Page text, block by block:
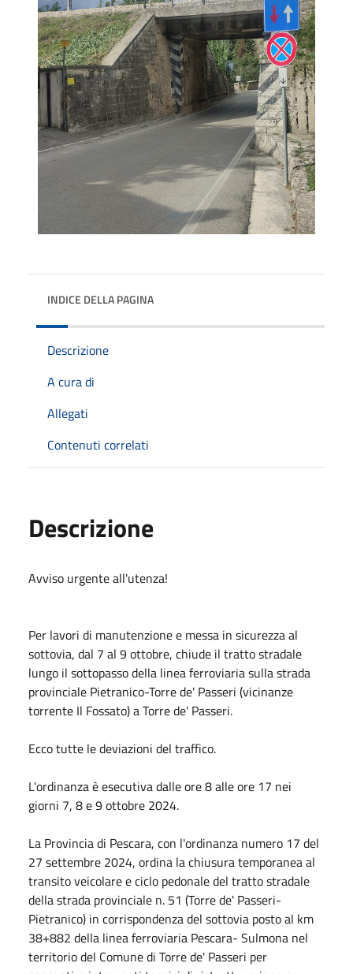
INDICE DELLA PAGINA
Descrizione
A cura di
Allegati
Contenuti correlati
Descrizione
Avviso urgente all'utenza!
Per lavori di manutenzione e messa in sicurezza al
sottovia, dal 7 al 9 ottobre, chiude il tratto stradale
lungo il sottopasso della linea ferroviaria sulla strada
provinciale Pietranico-Torre de' Passeri (vicinanze
torrente Il Fossato) a Torre de' Passeri.
Ecco tutte le deviazioni del traffico.
L'ordinanza è esecutiva dalle ore 8 alle ore 17 nei
giorni 7, 8 e 9 ottobre 2024.
La Provincia di Pescara, con l'ordinanza numero 17 del
27 settembre 2024, ordina la chiusura temporanea al
transito veicolare e ciclo pedonale del tratto stradale
della strada provinciale n. 51 (Torre de' Passeri-
Pietranico) in corrispondenza del sottovia posto al km
38+882 della linea ferroviaria Pescara- Sulmona nel
territorio del Comune di Torre de' Passeri per